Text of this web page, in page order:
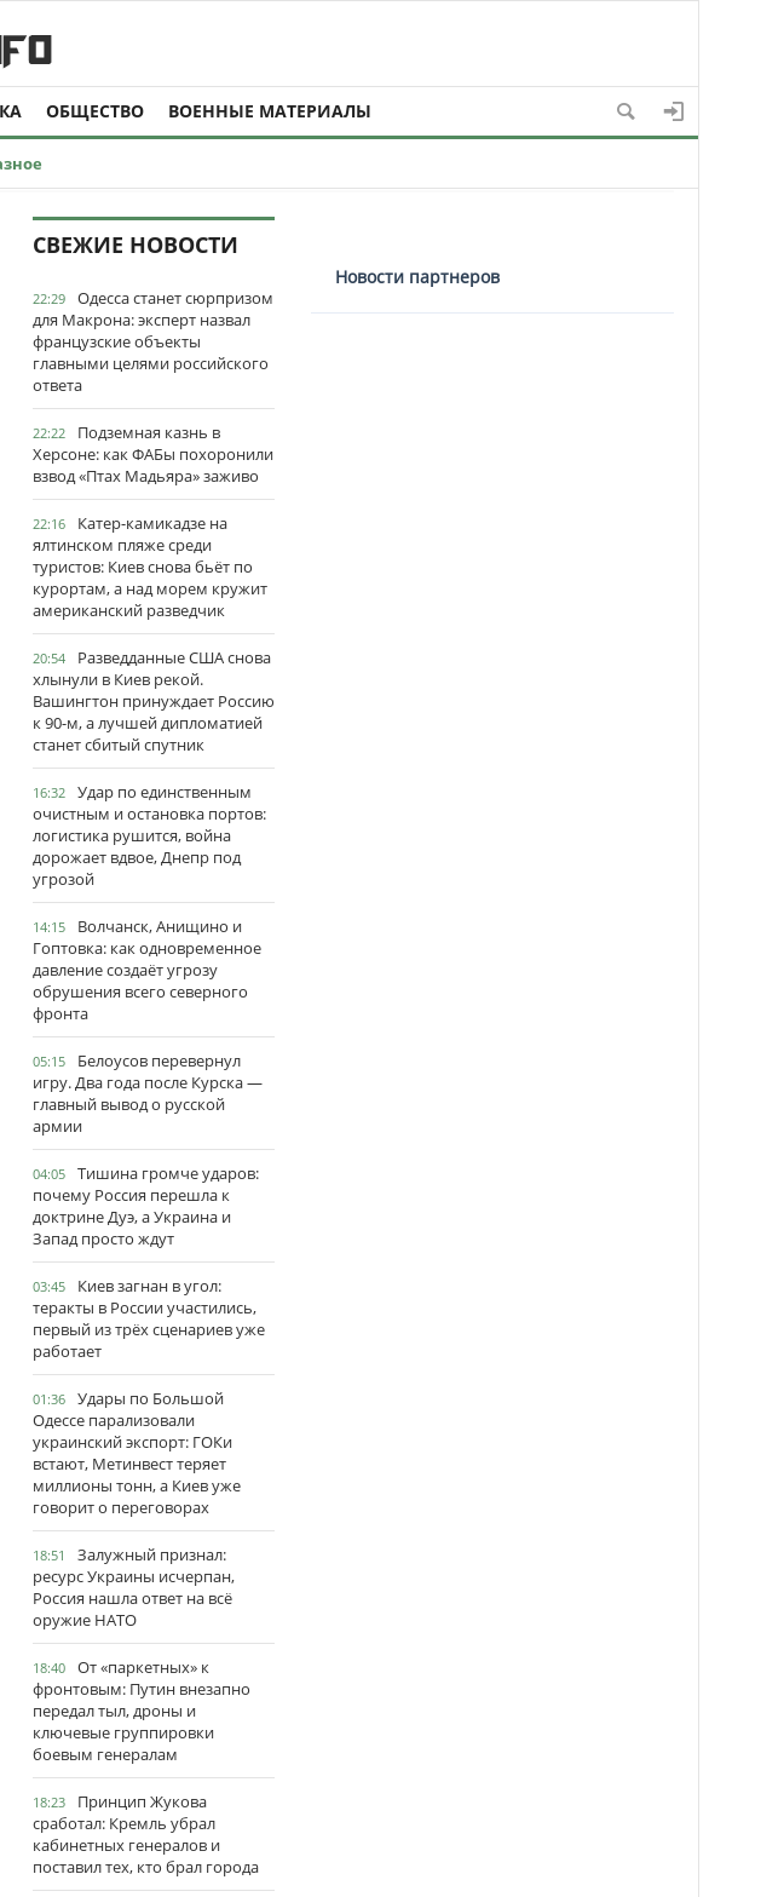
ОБЩЕСТВО ВОЕННЫЕ МАТЕРИАЛЫ
СВЕЖИЕ НОВОСТИ
22:29
Одесса станет сюрпризом
для Макрона: эксперт назвал
французские объекты
главными целями российского
ответа
22:22
Подземная казнь в
Херсоне: как ФАБы похоронили
взвод «Птах Мадьяра» заживо
22:16
Катер-камикадзе на
ялтинском пляже среди
туристов: Киев снова бьёт по
курортам, а над морем кружит
американский разведчик
20:54
Разведданные США снова
хлынули в Киев рекой.
Вашингтон принуждает Россию
к 90-м, а лучшей дипломатией
станет сбитый спутник
16:32
Удар по единственным
очистным и остановка портов:
логистика рушится, война
дорожает вдвое, Днепр под
угрозой
14:15
Волчанск, Анищино и
Гоптовка: как одновременное
давление создаёт угрозу
обрушения всего северного
фронта
05:15
Белоусов перевернул
игру. Два года после Курска —
главный вывод о русской
армии
04:05
Тишина громче ударов:
почему Россия перешла к
доктрине Дуэ, а Украина и
Запад просто ждут
03:45
Киев загнан в угол:
теракты в России участились,
первый из трёх сценариев уже
работает
01:36
Удары по Большой
Одессе парализовали
украинский экспорт: ГОКи
встают, Метинвест теряет
миллионы тонн, а Киев уже
говорит о переговорах
18:51
Залужный признал:
ресурс Украины исчерпан,
Россия нашла ответ на всё
оружие НАТО
18:40
От «паркетных» к
фронтовым: Путин внезапно
передал тыл, дроны и
ключевые группировки
боевым генералам
18:23
Принцип Жукова
сработал: Кремль убрал
кабинетных генералов и
поставил тех, кто брал города
Новости партнеров